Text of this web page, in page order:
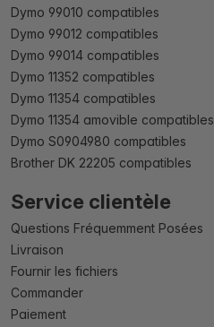
Dymo 99010 compatibles
Dymo 99012 compatibles
Dymo 99014 compatibles
Dymo 11352 compatibles
Dymo 11354 compatibles
Dymo 11354 amovible compatibles
Dymo S0904980 compatibles
Brother DK 22205 compatibles
Service clientèle
Questions Fréquemment Posées
Livraison
Fournir les fichiers
Commander
Paiement